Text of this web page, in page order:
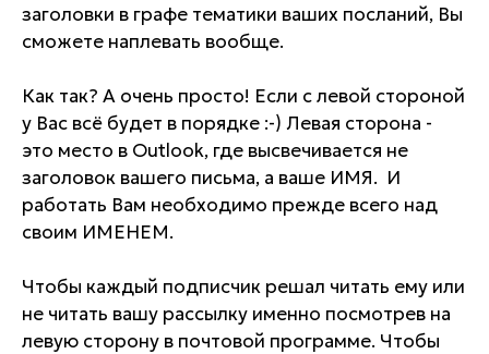
заголовки в графе тематики ваших посланий, Вы
сможете наплевать вообще.
Как так? А очень просто! Если с левой стороной
у Вас всё будет в порядке :-) Левая сторона -
это место в Outlook, где высвечивается не
заголовок вашего письма, а ваше ИМЯ. И
работать Вам необходимо прежде всего над
своим ИМЕНЕМ.
Чтобы каждый подписчик решал читать ему или
не читать вашу рассылку именно посмотрев на
левую сторону в почтовой программе. Чтобы